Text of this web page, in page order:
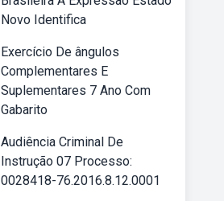
Novo Identifica
Exercício De ângulos
Complementares E
Suplementares 7 Ano Com
Gabarito
Audiência Criminal De
Instrução 07 Processo:
0028418-76.2016.8.12.0001